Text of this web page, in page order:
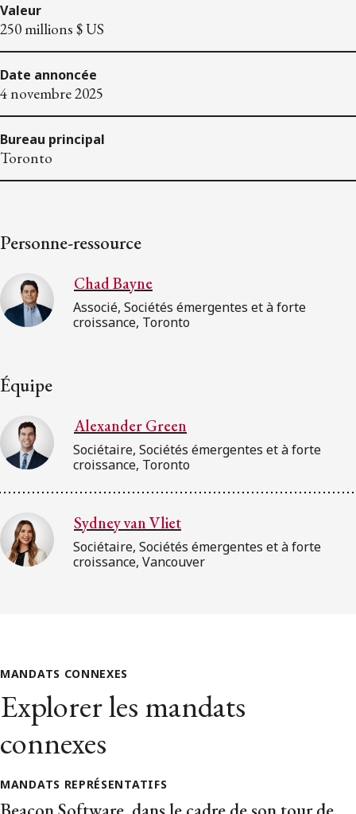
Valeur
250 millions $ US
Date annoncée
4 novembre 2025
Bureau principal
Toronto
Personne-ressource
Chad Bayne
Associé, Sociétés émergentes et à forte
croissance, Toronto
Équipe
Alexander Green
Sociétaire, Sociétés émergentes et à forte
croissance, Toronto
Sydney van Vliet
Sociétaire, Sociétés émergentes et à forte
croissance, Vancouver
MANDATS CONNEXES
Explorer les mandats
connexes
MANDATS REPRÉSENTATIFS